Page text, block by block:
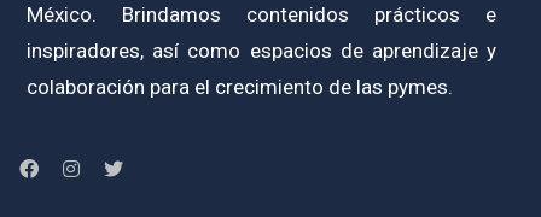
México. Brindamos contenidos prácticos e
inspiradores, así como espacios de aprendizaje y
colaboración para el crecimiento de las pymes.